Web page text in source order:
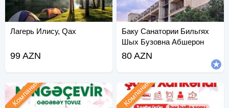
Лагерь Илису, Qax
99 AZN
Баку Санатории Бильгях
Шых Бузовна Абшерон
80 AZN
Компания Компания